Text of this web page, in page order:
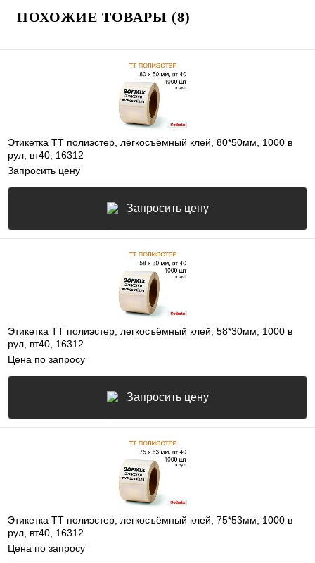
ПОХОЖИЕ ТОВАРЫ (8)
Этикетка ТТ полиэстер, легкосъёмный клей, 80*50мм, 1000 в
рул, вт40, 16312
Запросить цену
Запросить цену
Этикетка ТТ полиэстер, легкосъёмный клей, 58*30мм, 1000 в
рул, вт40, 16312
Цена по запросу
Запросить цену
Этикетка ТТ полиэстер, легкосъёмный клей, 75*53мм, 1000 в
рул, вт40, 16312
Цена по запросу